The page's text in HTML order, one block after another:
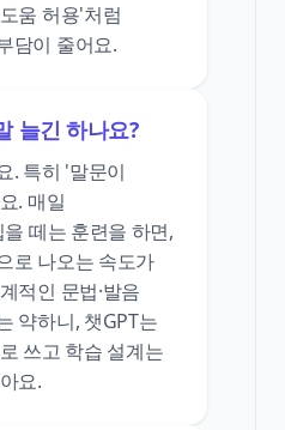
움 허용'처럼
담이 줄어요.
늘긴 하나요?
. 특히 '말문이
. 매일
떼는 훈련을 하면,
로 나오는 속도가
적인 문법·발음
약하니, 챗GPT는
쓰고 학습 설계는
요.